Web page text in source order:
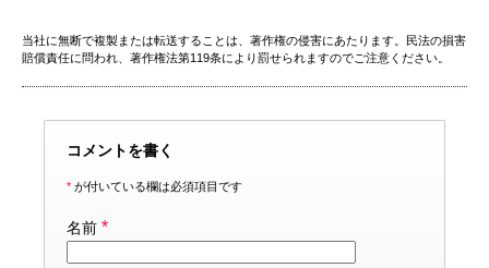
当社に無断で複製または転送することは、著作権の侵害にあたります。民法の損害
賠償責任に問われ、著作権法第119条により罰せられますのでご注意ください。
コメントを書く
* が付いている欄は必須項目です
名前 *